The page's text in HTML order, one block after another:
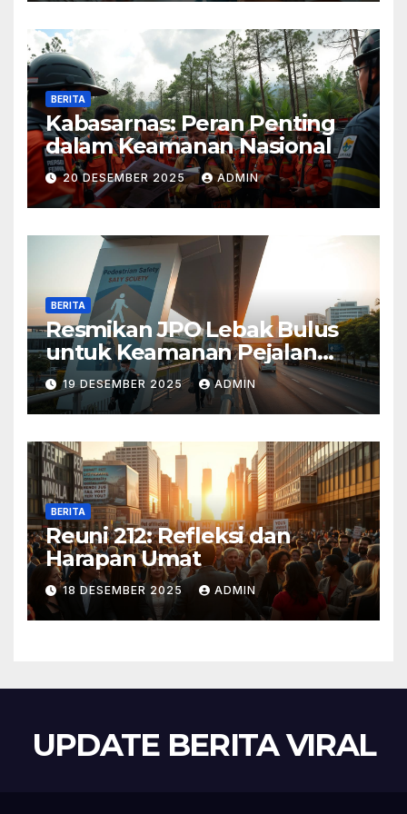
BERITA
Kabasarnas: Peran Penting
dalam Keamanan Nasional
20 DESEMBER 2025 ADMIN
BERITA
Resmikan JPO Lebak Bulus
untuk Keamanan Pejalan
Kaki
19 DESEMBER 2025 ADMIN
BERITA
Reuni 212: Refleksi dan
Harapan Umat
18 DESEMBER 2025 ADMIN
UPDATE BERITA VIRAL